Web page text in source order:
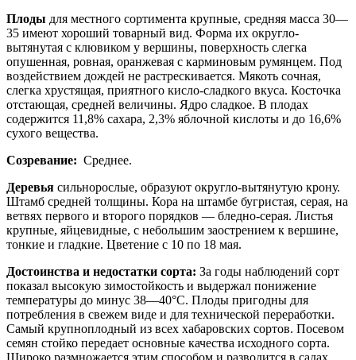
Плоды для местного сортимента крупные, средняя масса 30—
35 имеют хороший товарный вид. Форма их округло-
вытянутая с клювиком у вершины, поверхность слегка
опушенная, ровная, оранжевая с карминовым румянцем. Под
воздействием дождей не растрескивается. Мякоть сочная,
слегка хрустящая, приятного кисло-сладкого вкуса. Косточка
отстающая, средней величины. Ядро сладкое. В плодах
содержится 11,8% сахара, 2,3% яблочной кислоты и до 16,6%
сухого вещества.
Созревание: Среднее.
Деревья сильнорослые, образуют округло-вытянутую крону.
Штамб средней толщины. Кора на штамбе бугристая, серая, на
ветвях первого и второго порядков — бледно-серая. Листья
крупные, яйцевидные, с небольшим заострением к вершине,
тонкие и гладкие. Цветение с 10 по 18 мая.
Достоинства и недостатки сорта: За годы наблюдений сорт
показал высокую зимостойкость и выдержал понижение
температуры до минус 38—40°С. Плоды пригодны для
потребления в свежем виде и для технической переработки.
Самый крупноплодный из всех хабаровских сортов. Посевом
семян стойко передает основные качества исходного сорта.